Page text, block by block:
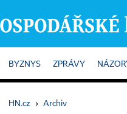
HOME
BYZNYS ZPRÁVY
HN.cz › Archiv